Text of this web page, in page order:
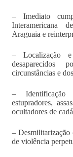
– Imediato
Interamericana
Araguaia e
– Localização
desaparecidos
circunstâncias e
– Identificação
estupradores,
ocultadores de
– Desmilitarização
de violência